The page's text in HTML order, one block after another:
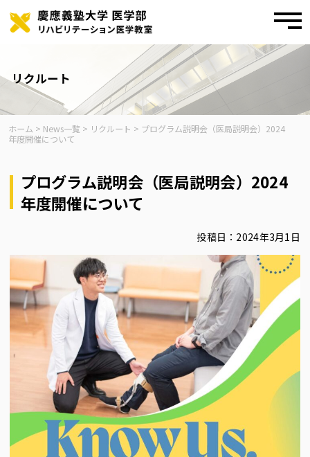
リクルート
ホーム > News一覧 > リクルート > プログラム説明会（医局説明会）2024
年度開催について
プログラム説明会（医局説明会）2024
年度開催について
投稿日：2024年3月1日